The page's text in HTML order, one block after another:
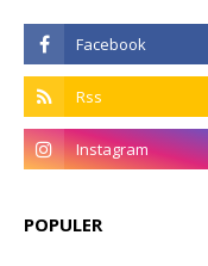
POPULER